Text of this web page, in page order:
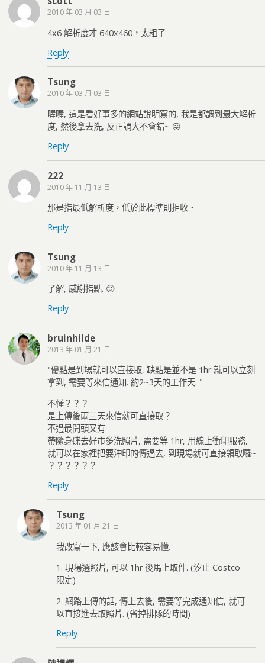
2010 年 03 月 03 日
4x6 解析度才 640x460，太粗了
Reply
Tsung
2010 年 03 月 03 日
喔喔, 這是看好事多的網站說明寫的, 我是都調到最大解析
度, 然後拿去洗, 反正調大不會錯~ 😛
Reply
222
2010 年 11 月 13 日
那是指最低解析度，低於此標準則拒收‧
Reply
Tsung
2010 年 11 月 13 日
了解, 感謝指點. 🙂
Reply
bruinhilde
2013 年 01 月 21 日
"優點是到場就可以直接取, 缺點是並不是 1hr 就可以立刻
拿到, 需要等來信通知. 約2~3天的工作天. "
不懂？？？
是上傳後兩三天來信就可直接取？
不過最開頭又有
帶隨身碟去好市多洗照片, 需要等 1hr, 用線上衝印服務,
就可以在家裡把要沖印的傳過去, 到現場就可直接領取囉~
？？？？？？
Reply
Tsung
2013 年 01 月 21 日
我改寫一下, 應該會比較容易懂.
1. 現場選照片, 可以 1hr 後馬上取件. (汐止 Costco
限定)
2. 網路上傳的話, 傳上去後, 需要等完成通知信, 就可
以直接進去取照片. (省掉排隊的時間)
Reply